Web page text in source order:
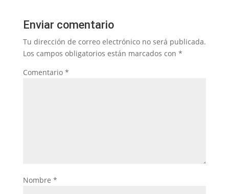
Enviar comentario
Tu dirección de correo electrónico no será publicada.
Los campos obligatorios están marcados con *
Comentario *
Nombre *